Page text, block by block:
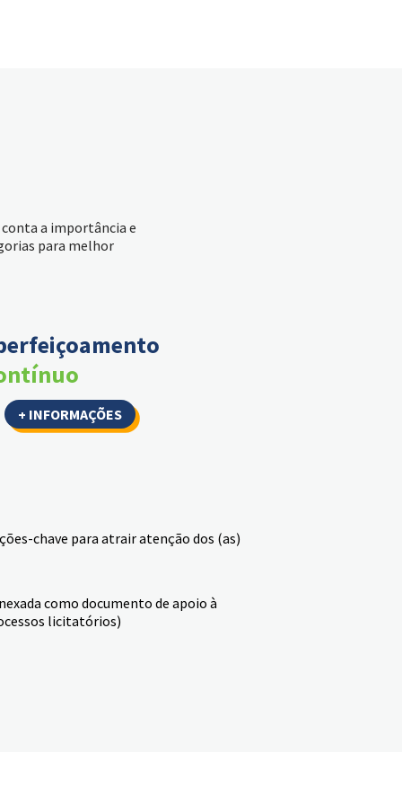
conta a importância e
para melhor
+ INFORMAÇÕES
chave para atrair atenção dos (as)
como documento de apoio à
licitatórios)